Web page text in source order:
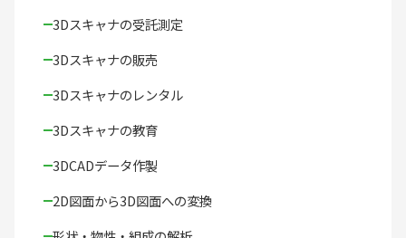
3Dスキャナの受託測定
3Dスキャナの販売
3Dスキャナのレンタル
3Dスキャナの教育
3DCADデータ作製
2D図面から3D図面への変換